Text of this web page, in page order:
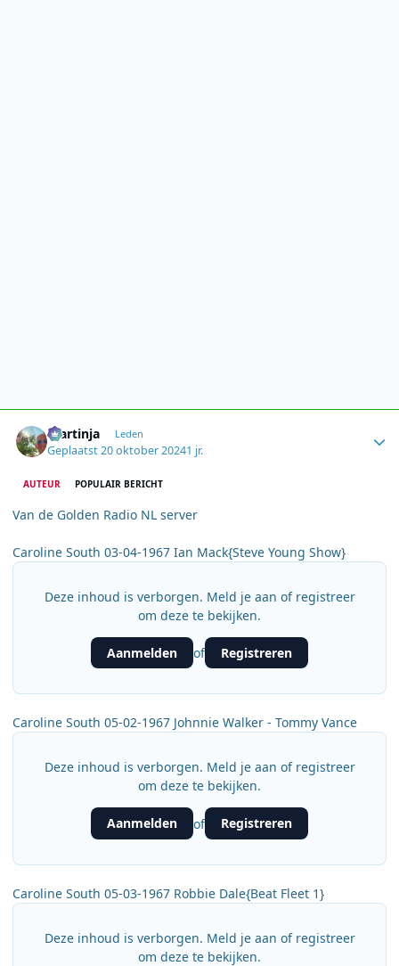
martinja Leden
Geplaatst20 oktober 20241 jr.
AUTEUR POPULAIR BERICHT
Van de Golden Radio NL server
Caroline South 03-04-1967 Ian Mack{Steve Young Show}
Deze inhoud is verborgen. Meld je aan of registreer
om deze te bekijken.
Aanmelden of Registreren
Caroline South 05-02-1967 Johnnie Walker - Tommy Vance
Deze inhoud is verborgen. Meld je aan of registreer
om deze te bekijken.
Aanmelden of Registreren
Caroline South 05-03-1967 Robbie Dale{Beat Fleet 1}
Deze inhoud is verborgen. Meld je aan of registreer
om deze te bekijken.